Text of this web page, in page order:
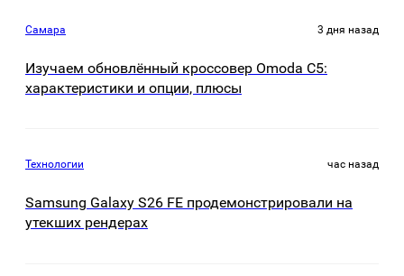
Самара 3 дня назад
Изучаем обновлённый кроссовер Omoda C5:
характеристики и опции, плюсы
Технологии час назад
Samsung Galaxy S26 FE продемонстрировали на
утекших рендерах